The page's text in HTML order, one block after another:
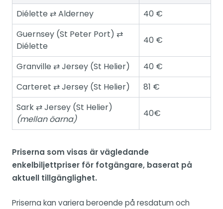
Diélette ⇄ Alderney
40 €
Guernsey (St Peter Port) ⇄
Diélette
40 €
Granville ⇄ Jersey (St Helier)
40 €
Carteret ⇄ Jersey (St Helier)
81 €
Sark ⇄ Jersey (St Helier)
(mellan öarna)
40€
Priserna som visas är vägledande
enkelbiljettpriser för fotgängare, baserat på
aktuell tillgänglighet.
Priserna kan variera beroende på resdatum och